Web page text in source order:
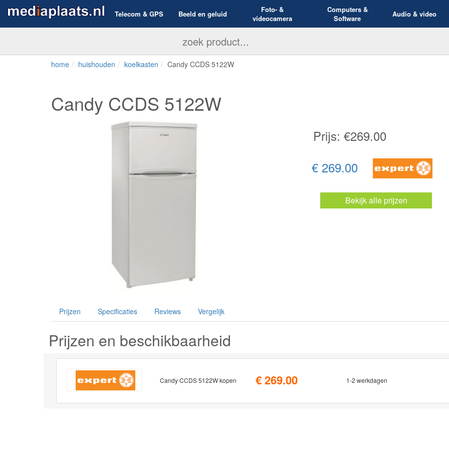
Telecom & GPS Beeld en geluid
Foto- &
videocamera
Computers &
Software
Audio & video
home huishouden koelkasten Candy CCDS 5122W
Candy CCDS 5122W
Prijs: €269.00
€ 269.00
Bekijk alle prijzen
Prijzen Specificaties Reviews Vergelijk
Prijzen en beschikbaarheid
Candy CCDS 5122W kopen € 269.00 1-2 werkdagen